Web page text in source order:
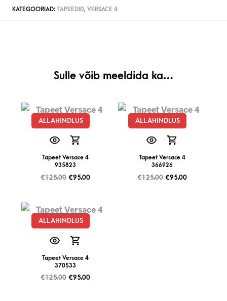
KATEGOORIAD: TAPEEDID, VERSACE 4
Sulle võib meeldida ka…
ALLAHINDLUS
Tapeet Versace 4
935823
€125.00 €95.00
ALLAHINDLUS
Tapeet Versace 4
366926
€125.00 €95.00
ALLAHINDLUS
Tapeet Versace 4
370533
€125.00 €95.00